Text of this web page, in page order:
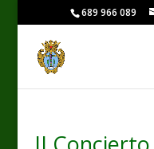
689 966 089